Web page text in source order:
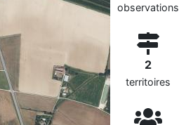
observations
2
territoires